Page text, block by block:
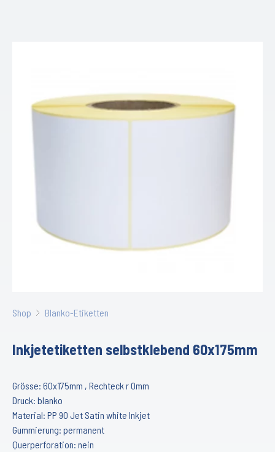
Shop Blanko-Etiketten
Inkjetetiketten selbstklebend 60x175mm
Grösse: 60x175mm , Rechteck r 0mm
Druck: blanko
Material: PP 90 Jet Satin white Inkjet
Gummierung: permanent
Querperforation: nein